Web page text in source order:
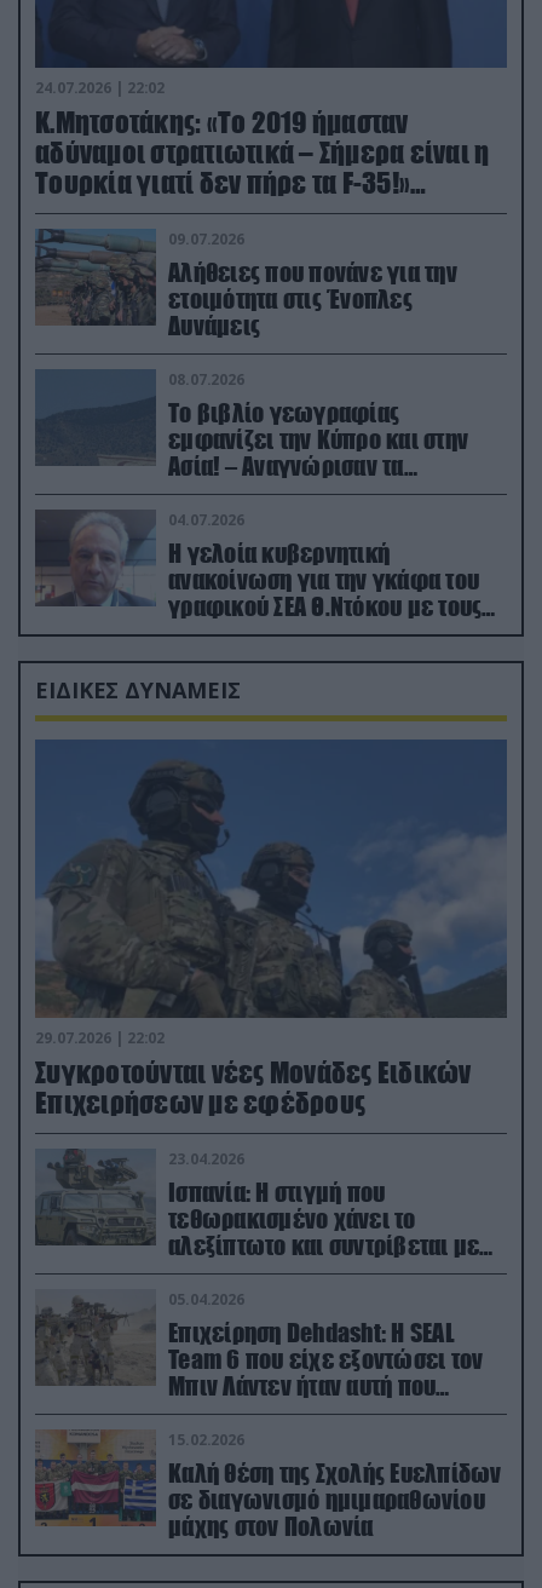
24.07.2026 | 22:02
Κ.Μητσοτάκης: «Το 2019 ήμασταν
αδύναμοι στρατιωτικά – Σήμερα είναι η
Τουρκία γιατί δεν πήρε τα F-35!»
(βίντεο)
09.07.2026
Αλήθειες που πονάνε για την
ετοιμότητα στις Ένοπλες
Δυνάμεις
08.07.2026
Το βιβλίο γεωγραφίας
εμφανίζει την Κύπρο και στην
Ασία! – Αναγνώρισαν τα
κατεχόμενα; (φωτο)
04.07.2026
Η γελοία κυβερνητική
ανακοίνωση για την γκάφα του
γραφικού ΣΕΑ Θ.Ντόκου με τους
Ρώσους φαρσέρ
ΕΙΔΙΚΕΣ ΔΥΝΑΜΕΙΣ
29.07.2026 | 22:02
Συγκροτούνται νέες Μονάδες Ειδικών
Επιχειρήσεων με εφέδρους
23.04.2026
Ισπανία: Η στιγμή που
τεθωρακισμένο χάνει το
αλεξίπτωτο και συντρίβεται με
ορμή στο έδαφος (βίντεο)
05.04.2026
Επιχείρηση Dehdasht: Η SEAL
Team 6 που είχε εξοντώσει τον
Μπιν Λάντεν ήταν αυτή που
διέσωσε τον πιλότο του F-15
15.02.2026
Καλή θέση της Σχολής Ευελπίδων
σε διαγωνισμό ημιμαραθωνίου
μάχης στον Πολωνία